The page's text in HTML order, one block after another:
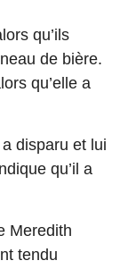
qu’ils
de bière.
qu’elle a
disparu et lui
qu’il a
Meredith
tendu